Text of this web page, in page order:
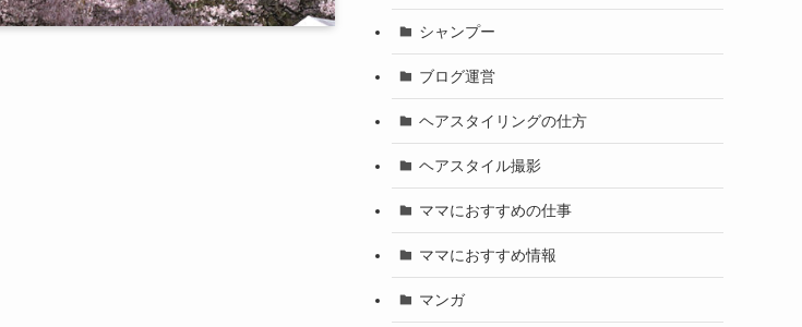
シャンプー
ブログ運営
ヘアスタイリングの仕方
ヘアスタイル撮影
ママにおすすめの仕事
ママにおすすめ情報
マンガ